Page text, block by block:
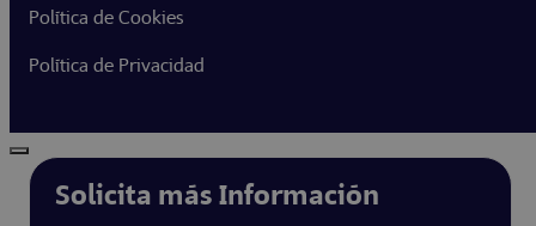
Política de Cookies
Política de Privacidad
Solicita más Información